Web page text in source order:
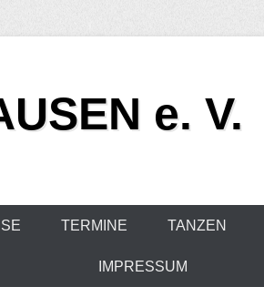
e. V.
TERMINE TANZEN
IMPRESSUM